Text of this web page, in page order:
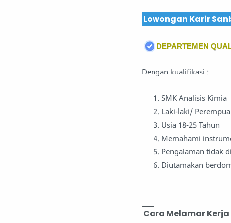
Lowongan Karir
DEPARTEMEN
Dengan kualifikasi :
SMK Analisis Kimia
Laki-laki/
Usia 18-25 Tahun
Memahami
Pengalaman tidak
Diutamakan
Cara Melamar Kerja